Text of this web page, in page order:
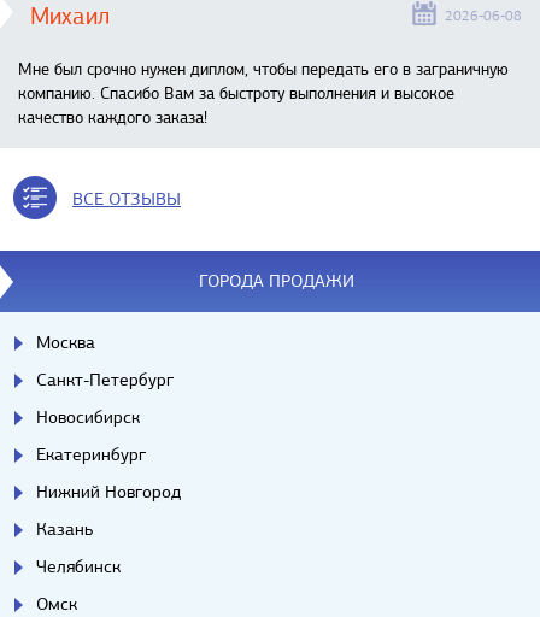
Михаил 2026-06-08
Мне был срочно нужен диплом, чтобы передать его в заграничную
компанию. Спасибо Вам за быстроту выполнения и высокое
качество каждого заказа!
ВСЕ ОТЗЫВЫ
ГОРОДА ПРОДАЖИ
Москва
Санкт-Петербург
Новосибирск
Екатеринбург
Нижний Новгород
Казань
Челябинск
Омск